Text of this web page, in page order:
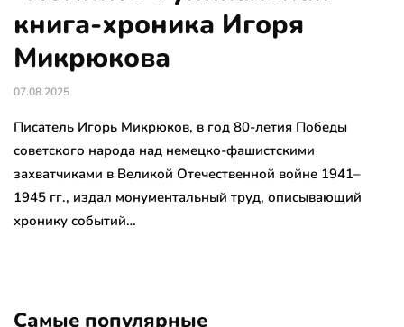
книга-хроника Игоря
Микрюкова
07.08.2025
Писатель Игорь Микрюков, в год 80-летия Победы
советского народа над немецко-фашистскими
захватчиками в Великой Отечественной войне 1941–
1945 гг., издал монументальный труд, описывающий
хронику событий…
Самые популярные